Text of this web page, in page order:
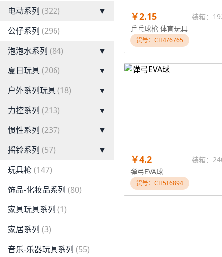
电动系列 (322)
▼
公仔系列 (296)
泡泡水系列 (84)
▼
夏日玩具(206)
▼
户外系列玩具(18)
▼
力控系列 (213)
▼
惯性系列 (237)
▼
摇铃系列 (57)
▼
玩具枪 (147)
饰品-化妆品系列 (80)
家具玩具系列 (1)
家居系列 (3)
音乐-乐器玩具系列 (55)
￥2.15
装箱：
乒乓球枪 体育玩具
货号：CH476765
￥4.2
装箱：
弹弓EVA球
货号：CH516894